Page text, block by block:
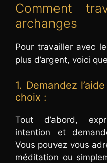
Comment
archanges
Pour travailler avec
plus d’argent, voici
1. Demandez
choix :
Tout d’abord,
intention et
Vous pouvez vous
méditation ou